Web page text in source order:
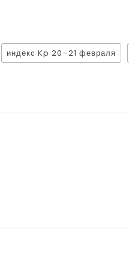
индекс Kp 20–21 февраля